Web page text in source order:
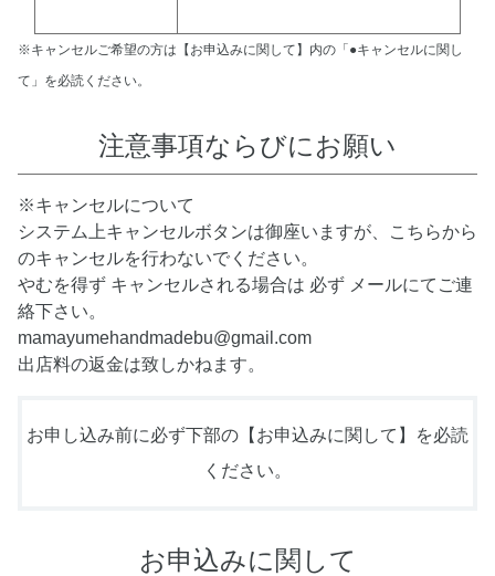
※キャンセルご希望の方は【お申込みに関して】内の「●キャンセルに関し
て」を必読ください。
注意事項ならびにお願い
※キャンセルについて
システム上キャンセルボタンは御座いますが、こちらから
のキャンセルを行わないでください。
やむを得ず キャンセルされる場合は 必ず メールにてご連
絡下さい。
mamayumehandmadebu@gmail.com
出店料の返金は致しかねます。
お申し込み前に必ず下部の【お申込みに関して】を必読
ください。
お申込みに関して